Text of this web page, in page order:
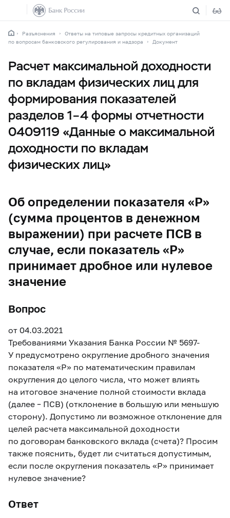
Разъяснения
Ответы на типовые запросы кредитных организаций
по вопросам банковского регулирования и надзора
Документ
Расчет максимальной доходности
по вкладам физических лиц для
формирования показателей
разделов 1–4 формы отчетности
0409119 «Данные о максимальной
доходности по вкладам
физических лиц»
Об определении показателя «P»
(сумма процентов в денежном
выражении) при расчете ПСВ в
случае, если показатель «Р»
принимает дробное или нулевое
значение
Вопрос
от 04.03.2021
Требованиями Указания Банка России № 5697-
У предусмотрено округление дробного значения
показателя «P» по математическим правилам
округления до целого числа, что может влиять
на итоговое значение полной стоимости вклада
(далее – ПСВ) (отклонение в большую или меньшую
сторону). Допустимо ли возможное отклонение для
целей расчета максимальной доходности
по договорам банковского вклада (счета)? Просим
также пояснить, будет ли считаться допустимым,
если после округления показатель «P» принимает
нулевое значение?
Ответ